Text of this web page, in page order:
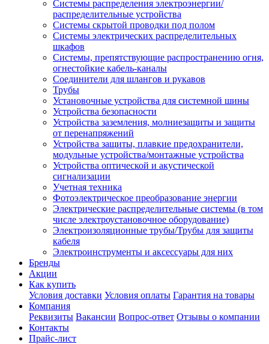
Системы распределения электроэнергии/
распределительные устройства
Системы скрытой проводки под полом
Системы электрических распределительных
шкафов
Системы, препятствующие распространению огня,
огнестойкие кабель-каналы
Соединители для шлангов и рукавов
Трубы
Установочные устройства для системной шины
Устройства безопасности
Устройства заземления, молниезащиты и защиты
от перенапряжений
Устройства защиты, плавкие предохранители,
модульные устройства/монтажные устройства
Устройства оптической и акустической
сигнализации
Учетная техника
Фотоэлектрическое преобразование энергии
Электрические распределительные системы (в том
числе электроустановочное оборудование)
Электроизоляционные трубы/Трубы для защиты
кабеля
Электроинструменты и аксессуары для них
Бренды
Акции
Как купить
Условия доставки Условия оплаты Гарантия на товары
Компания
Реквизиты Вакансии Вопрос-ответ Отзывы о компании
Контакты
Прайс-лист